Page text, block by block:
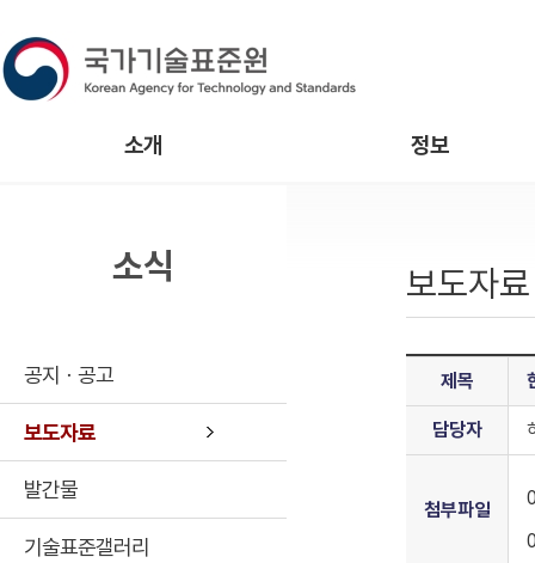
소개 정보
보도자료
제목
담당자
첨부파일
소식
공지ㆍ공고
보도자료
발간물
기술표준갤러리